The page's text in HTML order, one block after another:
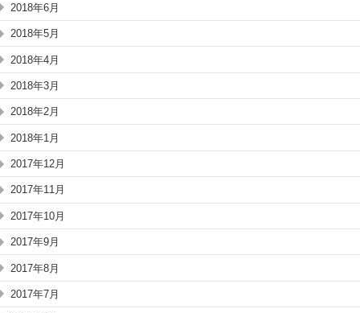
2018年6月
2018年5月
2018年4月
2018年3月
2018年2月
2018年1月
2017年12月
2017年11月
2017年10月
2017年9月
2017年8月
2017年7月